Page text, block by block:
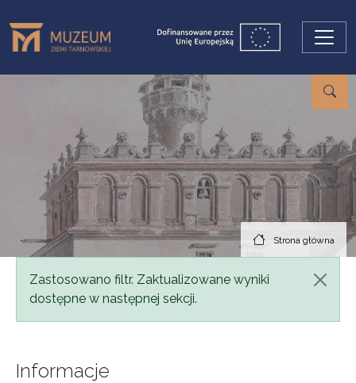
Strona główna
Komunikat
Zastosowano filtr. Zaktualizowane wyniki
dostępne w następnej sekcji.
Informacje